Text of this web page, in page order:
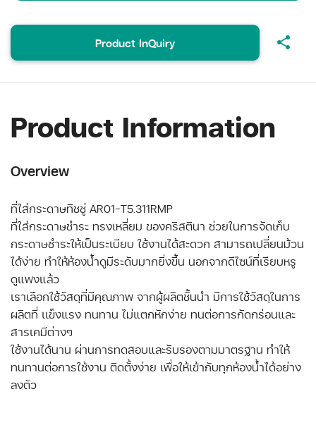
Product InQuiry share
Product Information
Overview
ที่ใส่กระดาษทิชชู่ AR01-T5.311RMP
ที่ใส่กระดาษชำระ ทรงเหลี่ยม ของคริสตินา ช่วยในการจัดเก็บ
กระดาษชำระให้เป็นระเบียบ ใช้งานได้สะดวก สามารถเปลี่ยนม้วน
ได้ง่าย ทำให้ห้องน้ำดูมีระดับมากยิ่งขึ้น นอกจากดีไซน์ที่เรียบหรู
ดูแพงแล้ว
เราเลือกใช้วัสดุที่มีคุณภาพ จากผู้ผลิตชั้นนำ มีการใช้วัสดุในการ
ผลิตที่ เเข็งแรง ทนทาน ไม่แตกหักง่าย ทนต่อการกัดกร่อนและ
สารเคมีต่างๆ
ใช้งานได้นาน ผ่านการทดสอบและรับรองตามมาตรฐาน ทำให้
ทนทานต่อการใช้งาน ติดตั้งง่าย เพื่อให้เข้ากับทุกห้องน้ำได้อย่าง
ลงตัว